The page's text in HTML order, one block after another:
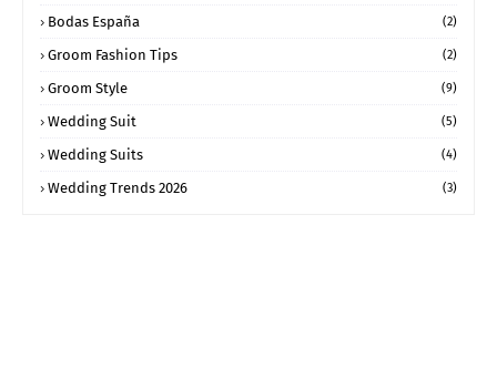
Bodas España (2)
Groom Fashion Tips (2)
Groom Style (9)
Wedding Suit (5)
Wedding Suits (4)
Wedding Trends 2026 (3)